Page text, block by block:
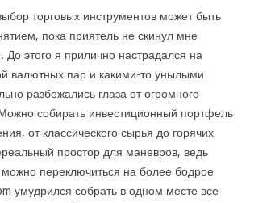
торговых инструментов может быть
пока приятель не скинул мне
До этого я прилично настрадался на
валютных пар и какими-то унылыми
разбежались глаза от огромного
собирать инвестиционный портфель
от классического сырья до горячих
простор для маневров, ведь
переключиться на более бодрое
умудрился собрать в одном месте все